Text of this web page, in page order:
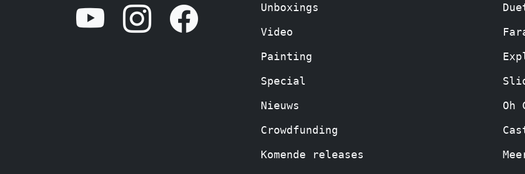
Unboxings
Video
Painting
Special
Nieuws
Crowdfunding
Komende releases
Oh